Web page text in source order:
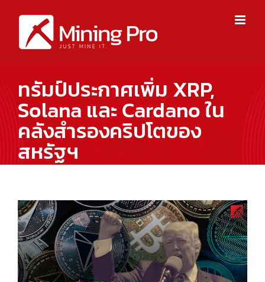
content
ทรัมป์ประกาศเพิ่ม XRP,
Solana และ Cardano ใน
คลังสำรองคริปโตของ
สหรัฐฯ
View
Larger
Image